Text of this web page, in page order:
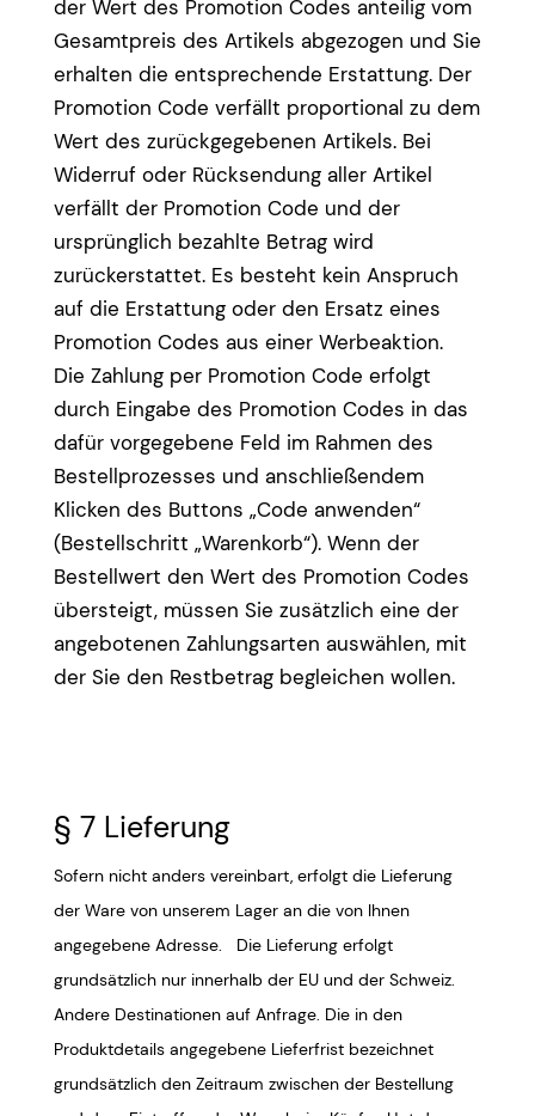
der Wert des Promotion Codes anteilig vom
Gesamtpreis des Artikels abgezogen und Sie
erhalten die entsprechende Erstattung. Der
Promotion Code verfällt proportional zu dem
Wert des zurückgegebenen Artikels. Bei
Widerruf oder Rücksendung aller Artikel
verfällt der Promotion Code und der
ursprünglich bezahlte Betrag wird
zurückerstattet. Es besteht kein Anspruch
auf die Erstattung oder den Ersatz eines
Promotion Codes aus einer Werbeaktion.
Die Zahlung per Promotion Code erfolgt
durch Eingabe des Promotion Codes in das
dafür vorgegebene Feld im Rahmen des
Bestellprozesses und anschließendem
Klicken des Buttons „Code anwenden“
(Bestellschritt „Warenkorb“). Wenn der
Bestellwert den Wert des Promotion Codes
übersteigt, müssen Sie zusätzlich eine der
angebotenen Zahlungsarten auswählen, mit
der Sie den Restbetrag begleichen wollen.
§ 7 Lieferung
Sofern nicht anders vereinbart, erfolgt die Lieferung
der Ware von unserem Lager an die von Ihnen
angegebene Adresse. Die Lieferung erfolgt
grundsätzlich nur innerhalb der EU und der Schweiz.
Andere Destinationen auf Anfrage. Die in den
Produktdetails angegebene Lieferfrist bezeichnet
grundsätzlich den Zeitraum zwischen der Bestellung